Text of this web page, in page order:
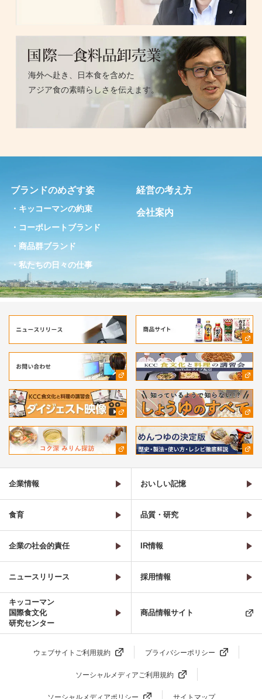
海外へ赴き、日本食を含めた
アジア食の素晴らしさを伝えます。
ブランドのめざす姿
キッコーマンの約束
コーポレートブランド
商品群ブランド
私たちの日々の仕事
経営の考え方
会社案内
企業情報 おいしい記憶
食育 品質・研究
企業の社会的責任 IR情報
ニュースリリース 採用情報
キッコーマン
国際食文化
研究センター
商品情報サイト
ウェブサイトご利用規約 プライバシーポリシー
ソーシャルメディアご利用規約
ソーシャルメディアポリシー サイトマップ